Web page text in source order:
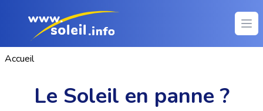
Accueil
Le Soleil en panne ?